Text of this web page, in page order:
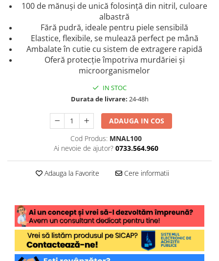
100 de mănuși de unică folosință din nitril, culoare
albastră
Fără pudră, ideale pentru piele sensibilă
Elastice, flexibile, se mulează perfect pe mână
Ambalate în cutie cu sistem de extragere rapidă
Oferă protecție împotriva murdăriei și
microorganismelor
IN STOC
Durata de livrare: 24-48h
ADAUGA IN COS
Cod Produs: MNAL100
Ai nevoie de ajutor? 0733.564.960
Adauga la Favorite Cere informatii